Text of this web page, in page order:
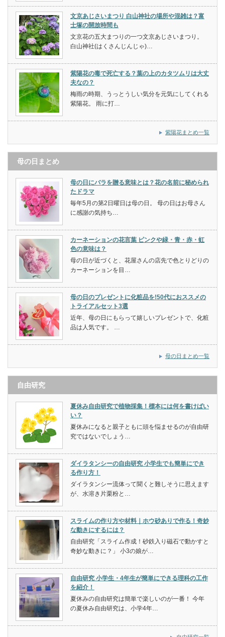
文京あじさいまつり 白山神社の場所や混雑は？富
士塚の開放時間も
文京花の五大まつりの一つ文京あじさいまつり。
白山神社(はくさんじんじゃ)…
紫陽花の毒で死亡する？葉の上のカタツムリは大丈
夫なの？
梅雨の時期、うっとうしい気分を元気にしてくれる
紫陽花。 雨に打…
紫陽花まとめ一覧
母の日まとめ
母の日にバラを贈る意味とは？花の名前に秘められ
たドラマ
毎年5月の第2日曜日は母の日。 母の日はお母さん
に感謝の気持ち…
カーネーションの花言葉 ピンクや緑・青・赤・虹
色の意味は？
母の日が近づくと、花屋さんの店先で色とりどりの
カーネーションを目…
母の日のプレゼントに化粧品を!50代におススメの
トライアルセット3選
近年、母の日にもらって嬉しいプレゼントで、化粧
品は人気です。 …
母の日まとめ一覧
自由研究
夏休み自由研究で植物採集！標本には何を書けばい
い？
夏休みになると親子ともに頭を悩ませるのが自由研
究ではないでしょう…
ダイラタンシーの自由研究 小学生でも簡単にでき
る作り方！
ダイラタンシー流体って聞くと難しそうに思えます
が、水溶き片栗粉と…
スライムの作り方や材料｜ホウ砂ありで作る！奇妙
な動きにするには？
自由研究「スライム作成！砂鉄入り磁石で動かすと
奇妙な動きに？」 小3の娘が…
自由研究 小学生・4年生が簡単にできる理科の工作
を紹介！
夏休みの自由研究は簡単で楽しいのが一番！ 今年
の夏休み自由研究は、小学4年…